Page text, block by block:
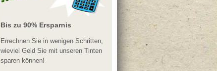
Bis zu 90% Ersparnis
Errechnen Sie in wenigen Schritten,
wieviel Geld Sie mit unseren Tinten
sparen können!